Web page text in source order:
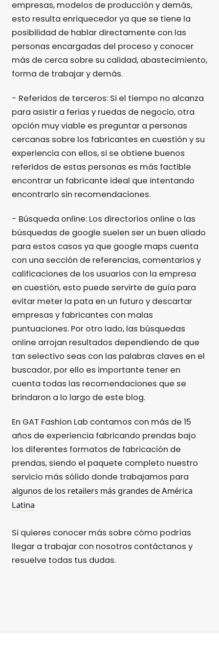
empresas, modelos de producción y demás,
esto resulta enriquecedor ya que se tiene la
posibilidad de hablar directamente con las
personas encargadas del proceso y conocer
más de cerca sobre su calidad, abastecimiento,
forma de trabajar y demás.
- Referidos de terceros: Si el tiempo no alcanza
para asistir a ferias y ruedas de negocio, otra
opción muy viable es preguntar a personas
cercanas sobre los fabricantes en cuestión y su
experiencia con ellos, si se obtiene buenos
referidos de estas personas es más factible
encontrar un fabricante ideal que intentando
encontrarlo sin recomendaciones.
- Búsqueda online: Los directorios online o las
búsquedas de google suelen ser un buen aliado
para estos casos ya que google maps cuenta
con una sección de referencias, comentarios y
calificaciones de los usuarios con la empresa
en cuestión, esto puede servirte de guía para
evitar meter la pata en un futuro y descartar
empresas y fabricantes con malas
puntuaciones. Por otro lado, las búsquedas
online arrojan resultados dependiendo de que
tan selectivo seas con las palabras claves en el
buscador, por ello es importante tener en
cuenta todas las recomendaciones que se
brindaron a lo largo de este blog.
En GAT Fashion Lab contamos con más de 15
años de experiencia fabricando prendas bajo
los diferentes formatos de fabricación de
prendas, siendo el paquete completo nuestro
servicio más sólido donde trabajamos para
algunos de los retailers más grandes de América
Latina
Si quieres conocer más sobre cómo podrías
llegar a trabajar con nosotros contáctanos y
resuelve todas tus dudas.